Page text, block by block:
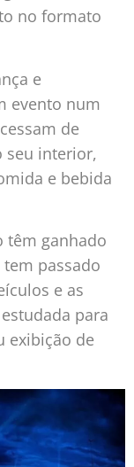
no formato
e
evento num
de
seu interior,
e bebida
têm ganhado
passado
e as
para
exibição de